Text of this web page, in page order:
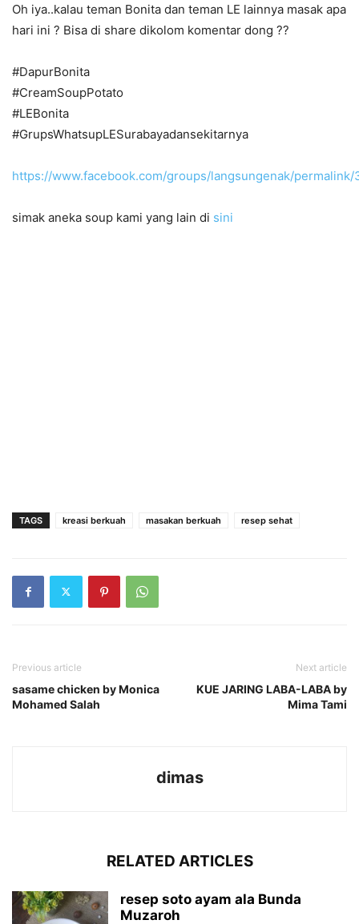
Oh iya..kalau teman Bonita dan teman LE lainnya masak apa
hari ini ? Bisa di share dikolom komentar dong ??
#DapurBonita
#CreamSoupPotato
#LEBonita
#GrupsWhatsupLESurabayadansekitarnya
https://www.facebook.com/groups/langsungenak/
simak aneka soup kami yang lain di sini
TAGS kreasi berkuah masakan berkuah resep sehat
Previous article
sasame chicken by Monica
Mohamed Salah
Next article
KUE JARING LABA-LABA by
Mima Tami
dimas
RELATED ARTICLES
resep soto ayam ala Bunda
Muzaroh